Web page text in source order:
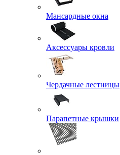
Мансардные окна
Аксессуары кровли
Чердачные лестницы
Парапетные крышки